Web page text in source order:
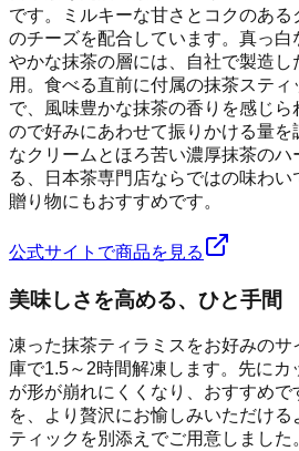
です。ミルキーな甘さとコクのある
のチーズを配合しています。真っ
やかな抹茶の層には、自社で製造し
用。食べる直前に付属の抹茶スティ
で、風味豊かな抹茶の香りを感じ
ので好みにあわせて振りかける量
なクリームとほろ苦い濃厚抹茶の
る、日本茶専門店ならではの味わ
贈り物にもおすすめです。
公式サイトで商品を見る
美味しさを高める、ひと手間
凍った抹茶ティラミスをお好みの
庫で1.5～2時間解凍します。先に
が形が崩れにくくなり、おすすめで
を、より贅沢にお愉しみいただけ
ティックを別添えでご用意しました